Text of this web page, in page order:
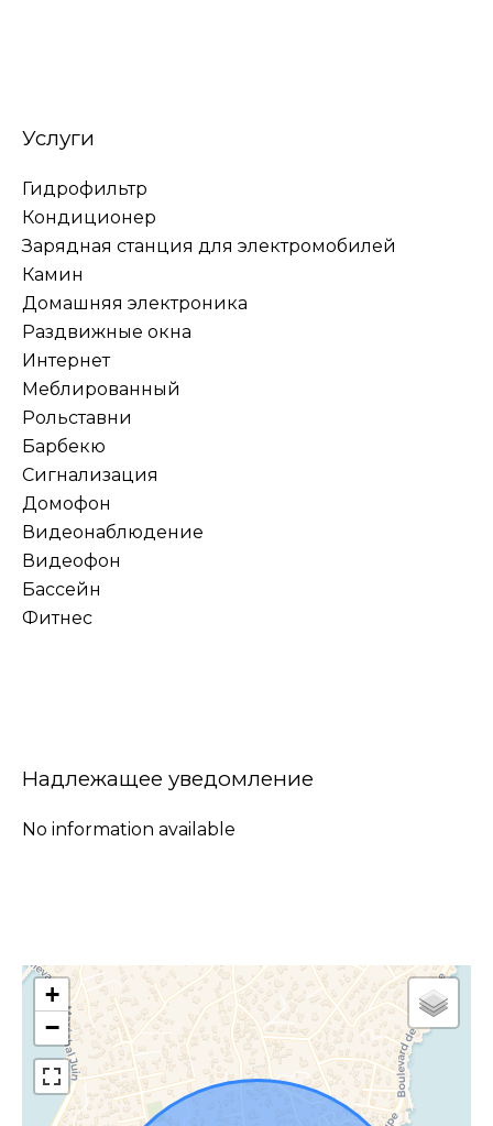
Услуги
Гидрофильтр
Кондиционер
Зарядная станция для электромобилей
Камин
Домашняя электроника
Раздвижные окна
Интернет
Меблированный
Рольставни
Барбекю
Сигнализация
Домофон
Видеонаблюдение
Видеофон
Бассейн
Фитнес
Надлежащее уведомление
No information available
+
−